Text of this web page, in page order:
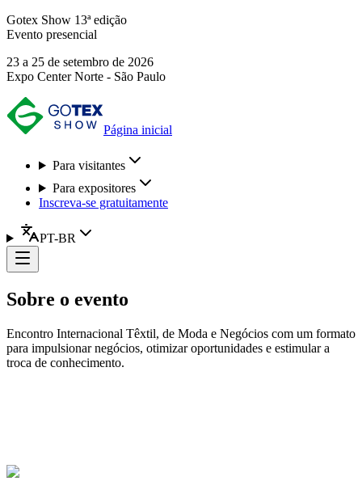
Gotex Show 13ª edição
Evento presencial
23 a 25 de setembro de 2026
Expo Center Norte - São Paulo
Página inicial
Para visitantes
Para expositores
Inscreva-se gratuitamente
PT-BR
Sobre o evento
Encontro Internacional Têxtil, de Moda e Negócios com um formato
para impulsionar negócios, otimizar oportunidades e estimular a
troca de conhecimento.